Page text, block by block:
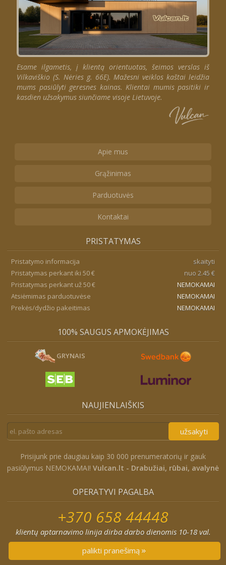
Esame ilgametis, į klientą orientuotas, šeimos verslas iš
Vilkaviškio (S. Nėries g. 66E). Mažesni veiklos kaštai leidžia
mums pasiūlyti geresnes kainas. Klientai mumis pasitiki ir
kasdien užsakymus siunčiame visoje Lietuvoje.
Apie mus
Grąžinimas
Parduotuvės
Kontaktai
PRISTATYMAS
Pristatymo informacija
skaityti
Pristatymas perkant iki 50 €
nuo 2.45 €
Pristatymas perkant už 50 €
NEMOKAMAI
Atsiėmimas parduotuvėse
NEMOKAMAI
Prekės/dydžio pakeitimas
NEMOKAMAI
100% SAUGUS APMOKĖJIMAS
GRYNAIS
NAUJIENLAIŠKIS
užsakyti
Prisijunk prie daugiau kaip 30 000 prenumeratorių ir gauk
pasiūlymus NEMOKAMAI! Vulcan.lt - Drabužiai, rūbai, avalynė
OPERATYVI PAGALBA
+370 658 44448
klientų aptarnavimo linija dirba darbo dienomis 10-18 val.
palikti pranešimą